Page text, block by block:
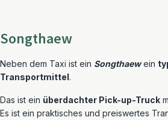
Songthaew
Neben dem Taxi ist ein Songthaewein
Transportmittel.
Das ist ein überdachter Pick-up-Truck
Es ist ein praktisches und preiswertes